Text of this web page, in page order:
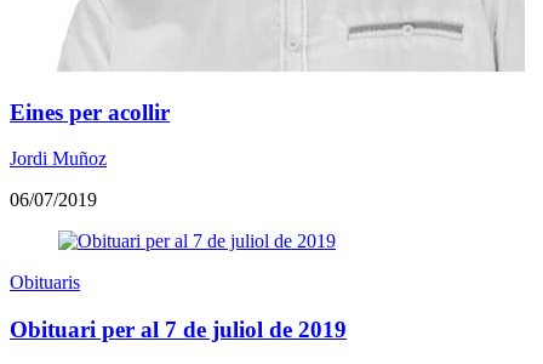
Eines per acollir
Jordi Muñoz
06/07/2019
Obituaris
Obituari per al 7 de juliol de 2019